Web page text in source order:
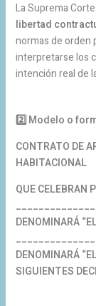
La Suprema
libertad
normas de orden
interpretarse los
intención real de
2️Modelo o
CONTRATO DE
HABITACIONAL
QUE CELEBRAN
DENOMINARÁ
DENOMINARÁ
SIGUIENTES